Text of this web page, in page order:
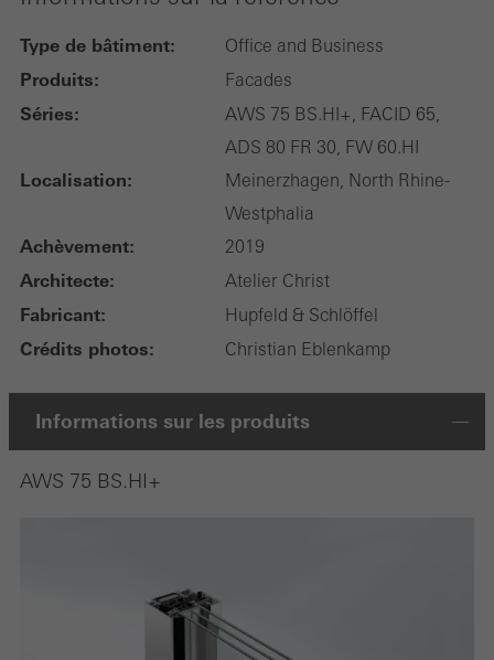
Type de bâtiment: Office and Business
Produits: Facades
Séries:
AWS 75 BS.HI+, FACID 65,
ADS 80 FR 30, FW 60.HI
Localisation:
Meinerzhagen, North Rhine-
Westphalia
Achèvement: 2019
Architecte: Atelier Christ
Fabricant: Hupfeld & Schlöffel
Crédits photos: Christian Eblenkamp
Informations sur les produits
AWS 75 BS.HI+